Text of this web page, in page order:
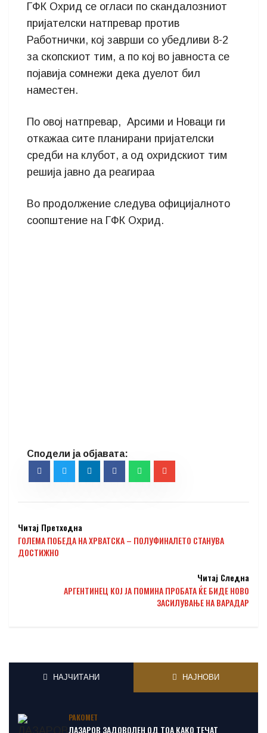
ГФК Охрид се огласи по скандалозниот
пријателски натпревар против
Работнички, кој заврши со убедливи 8-2
за скопскиот тим, а по кој во јавноста се
појавија сомнежи дека дуелот бил
наместен.
По овој натпревар, Арсими и Новаци ги
откажаа сите планирани пријателски
средби на клубот, а од охридскиот тим
решија јавно да реагираа
Во продолжение следува официјалното
соопштение на ГФК Охрид.
Читај Претходна
ГОЛЕМА ПОБЕДА НА ХРВАТСКА – ПОЛУФИНАЛЕТО СТАНУВА
ДОСТИЖНО
Читај Следна
АРГЕНТИНЕЦ КОЈ ЈА ПОМИНА ПРОБАТА ЌЕ БИДЕ НОВО
ЗАСИЛУВАЊЕ НА ВАРАДАР
НАЈЧИТАНИ НАЈНОВИ
РАКОМЕТ
ЛАЗАРОВ ЗАДОВОЛЕН ОД ТОА КАКО ТЕЧАТ